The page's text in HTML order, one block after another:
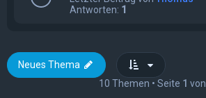
Antworten: 1
Neues Thema
10 Themen • Seite 1 von